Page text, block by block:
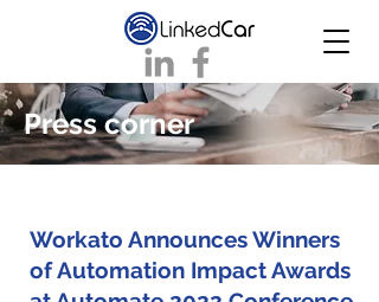
Press corner
Workato Announces Winners
of Automation Impact Awards